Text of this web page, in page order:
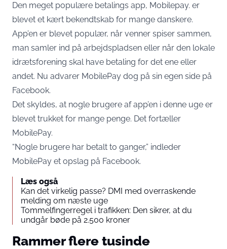
Den meget populære betalings app, Mobilepay. er
blevet et kært bekendtskab for mange danskere.
App’en er blevet populær, når venner spiser sammen,
man samler ind på arbejdspladsen eller når den lokale
idrætsforening skal have betaling for det ene eller
andet. Nu advarer MobilePay dog på sin egen side på
Facebook.
Det skyldes, at nogle brugere af app’en i denne uge er
blevet trukket for mange penge. Det fortæller
MobilePay.
“Nogle brugere har betalt to ganger,” indleder
MobilePay et opslag på Facebook.
Læs også
Kan det virkelig passe? DMI med overraskende
melding om næste uge
Tommelfingerregel i trafikken: Den sikrer, at du
undgår bøde på 2.500 kroner
Rammer flere tusinde